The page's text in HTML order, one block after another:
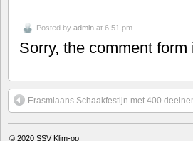
Posted by admin at 6:51 pm
Sorry, the comment
Erasmiaans Schaakfestijn met 400
© 2020 SSV Klim-op